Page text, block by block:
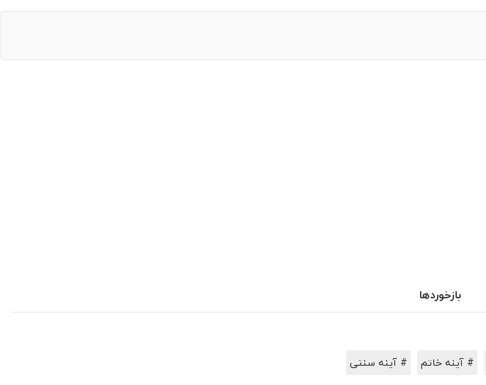
بازخوردها
# آینه خاتم
# آینه سنتی